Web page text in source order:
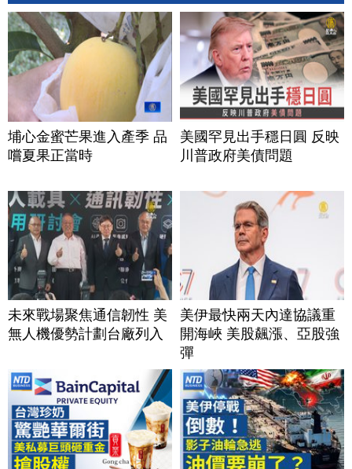
埔心金蜜芒果進入產季 品
嚐夏果正當時
美國罕見出手穩日圓 反映
川普政府美債問題
未來戰場聚焦通信韌性 美
無人機優勢計劃台廠列入
美伊最快兩天內達協議重
開海峽 美股飆漲、亞股強
彈